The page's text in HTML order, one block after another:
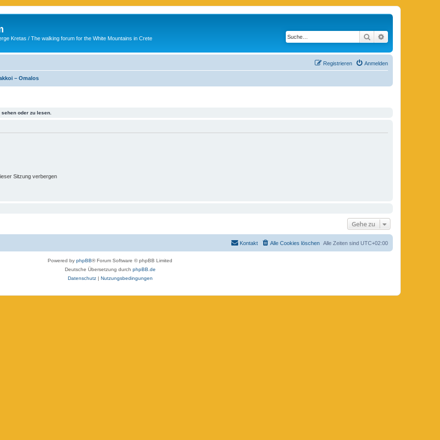
Kretas / The walking forum for the White Mountains in Crete Suche
Anmelden
Registrieren
– Omalos
oder zu lesen.
Sitzung verbergen
Gehe zu
Alle Zeiten sind UTC+02:00
Alle Cookies löschen
Kontakt
Powered by phpBB® Forum Software © phpBB Limited
Deutsche Übersetzung durch phpBB.de
Datenschutz| Nutzungsbedingungen